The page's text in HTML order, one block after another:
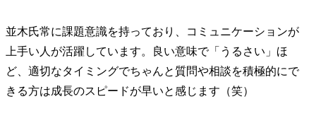
並木氏常に課題意識を持っており、コミュニケーションが
上手い人が活躍しています。良い意味で「うるさい」ほ
ど、適切なタイミングでちゃんと質問や相談を積極的にで
きる方は成長のスピードが早いと感じます（笑）